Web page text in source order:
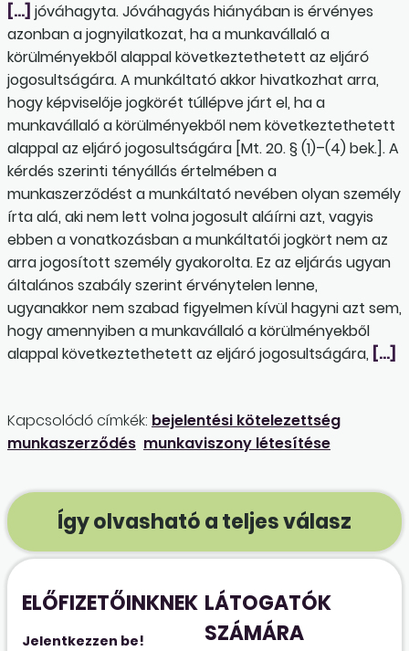
[…] jóváhagyta. Jóváhagyás hiányában is érvényes
azonban a jognyilatkozat, ha a munkavállaló a
körülményekből alappal következtethetett az eljáró
jogosultságára. A munkáltató akkor hivatkozhat arra,
hogy képviselője jogkörét túllépve járt el, ha a
munkavállaló a körülményekből nem következtethetett
alappal az eljáró jogosultságára [Mt. 20. § (1)–(4) bek.]. A
kérdés szerinti tényállás értelmében a
munkaszerződést a munkáltató nevében olyan személy
írta alá, aki nem lett volna jogosult aláírni azt, vagyis
ebben a vonatkozásban a munkáltatói jogkört nem az
arra jogosított személy gyakorolta. Ez az eljárás ugyan
általános szabály szerint érvénytelen lenne,
ugyanakkor nem szabad figyelmen kívül hagyni azt sem,
hogy amennyiben a munkavállaló a körülményekből
alappal következtethetett az eljáró jogosultságára, […]
Kapcsolódó címkék: bejelentési kötelezettség
munkaszerződés munkaviszony létesítése
Így olvasható a teljes válasz
ELŐFIZETŐINKNEK
Jelentkezzen be!
LÁTOGATÓK
SZÁMÁRA